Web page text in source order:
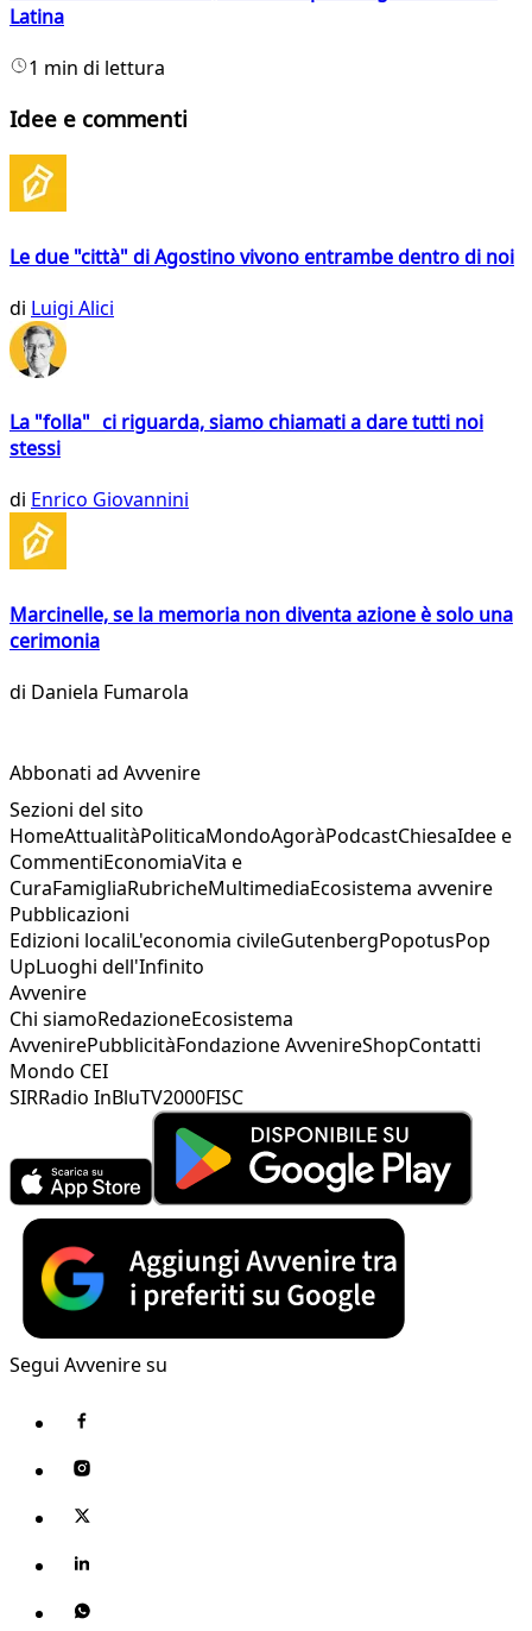
Latina
1 min di lettura
Idee e commenti
Le due "città" di Agostino vivono entrambe dentro di noi
di Luigi Alici
La "folla" ci riguarda, siamo chiamati a dare tutti noi
stessi
di Enrico Giovannini
Marcinelle, se la memoria non diventa azione è solo una
cerimonia
di Daniela Fumarola
Abbonati ad Avvenire
Sezioni del sito
HomeAttualitàPoliticaMondoAgoràPodcastChiesaIdee e
CommentiEconomiaVita e
CuraFamigliaRubricheMultimediaEcosistema avvenire
Pubblicazioni
Edizioni localiL'economia civileGutenbergPopotusPop
UpLuoghi dell'Infinito
Avvenire
Chi siamoRedazioneEcosistema
AvvenirePubblicitàFondazione AvvenireShopContatti
Mondo CEI
SIRRadio InBluTV2000FISC
Segui Avvenire su